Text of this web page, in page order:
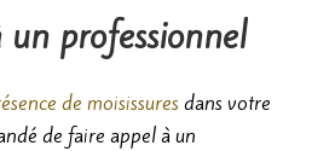
un professionnel
de moisissures dans votre
de faire appel à un